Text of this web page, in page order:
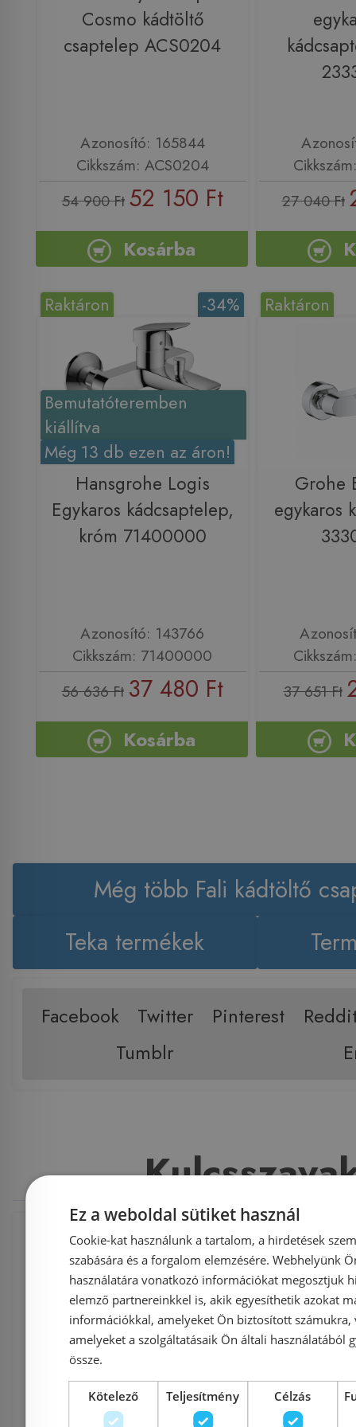
Cosmo kádtöltő
csaptelep ACS0204
Azonosító: 165844
Cikkszám: ACS0204
54 900 Ft 52 150 Ft
Kosárba
27 040 Ft
Bemutatóteremben
kiállítva
Még 13 db ezen az áron!
-34%
Raktáron
Hansgrohe Logis
Egykaros kádcsaptelep,
króm 71400000
Azonosító: 143766
Cikkszám: 71400000
56 636 Ft 37 480 Ft
Kosárba
Raktáron
Grohe
egykaros
37 651 Ft
Még több Fali kádtöltő
Teka termékek
Facebook Twitter Pinterest
Tumblr
Fürdőszoba és szaniter , Csaptelep ,
Kádtöltő csaptelep , Fali kádtöltő
Teka termékek , Teka , Indic ,
Termosztátos
Termosztátos csaptelepek
Fali
Ez a weboldal sütiket használ
Cookie-kat használunk a tartalom, a hirdetések
szabására és a forgalom elemzésére. Webhelyünk
használatára vonatkozó információkat megosztjuk
elemző partnereinkkel is, akik egyesíthetik azokat
információkkal, amelyeket Ön biztosított számukra,
amelyeket a szolgáltatásaik Ön általi használatából
össze.
Kötelező Teljesítmény Célzás